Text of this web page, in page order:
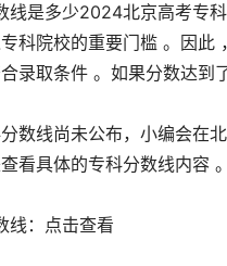
线是多少2024北京高考专
科院校的重要门槛 。因此
录取条件 。如果分数达到
数线尚未公布，小编会在
看具体的专科分数线内容 。
线：点击查看